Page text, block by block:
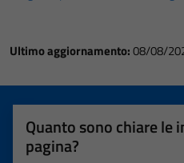
Ultimo aggiornamento:08/08/
Quanto sono chiare le
pagina?